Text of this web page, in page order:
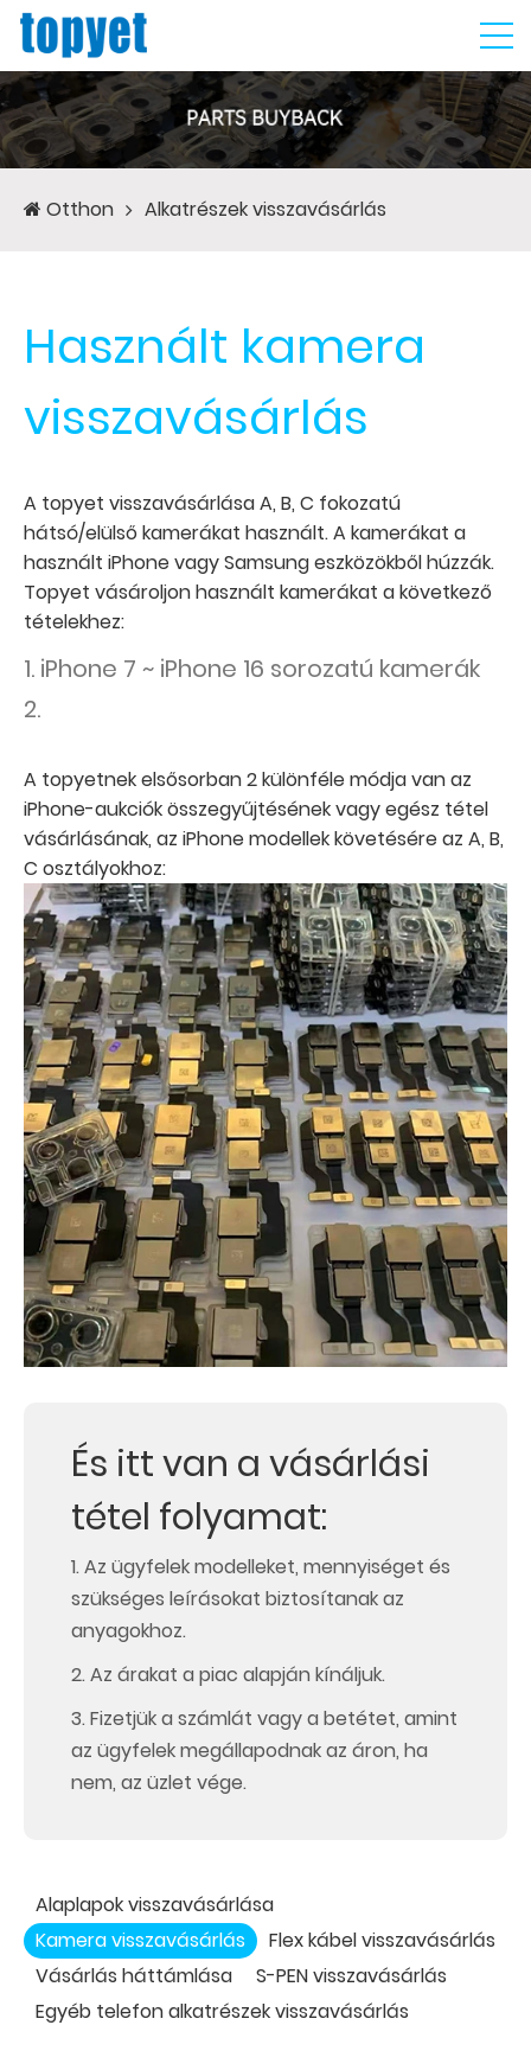
Otthon Alkatrészek visszavásárlás
Használt kamera
visszavásárlás
A topyet visszavásárlása A, B, C fokozatú
hátsó/elülső kamerákat használt. A kamerákat a
használt iPhone vagy Samsung eszközökből húzzák.
Topyet vásároljon használt kamerákat a következő
tételekhez:
1. iPhone 7 ~ iPhone 16 sorozatú kamerák
2.
A topyetnek elsősorban 2 különféle módja van az
iPhone-aukciók összegyűjtésének vagy egész tétel
vásárlásának, az iPhone modellek követésére az A, B,
C osztályokhoz:
És itt van a vásárlási
tétel folyamat:
1. Az ügyfelek modelleket, mennyiséget és
szükséges leírásokat biztosítanak az
anyagokhoz.
2. Az árakat a piac alapján kínáljuk.
3. Fizetjük a számlát vagy a betétet, amint
az ügyfelek megállapodnak az áron, ha
nem, az üzlet vége.
Alaplapok visszavásárlása
Kamera visszavásárlás
Flex kábel visszavásárlás
Vásárlás háttámlása
S-PEN visszavásárlás
Egyéb telefon alkatrészek visszavásárlás